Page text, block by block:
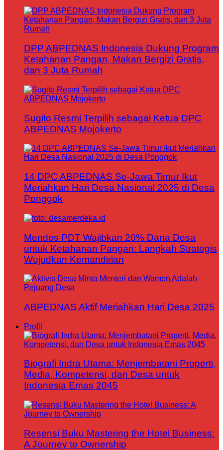
DPP ABPEDNAS Indonesia Dukung Program
Ketahanan Pangan, Makan Bergizi Gratis,
dan 3 Juta Rumah
Sugito Resmi Terpilih sebagai Ketua DPC
ABPEDNAS Mojokerto
14 DPC ABPEDNAS Se-Jawa Timur Ikut
Meriahkan Hari Desa Nasional 2025 di Desa
Ponggok
Mendes PDT Wajibkan 20% Dana Desa
untuk Ketahanan Pangan: Langkah Strategis
Wujudkan Kemandirian
ABPEDNAS Aktif Meriahkan Hari Desa 2025
Profil
Biografi Indra Utama: Menjembatani Properti,
Media, Kompetensi, dan Desa untuk
Indonesia Emas 2045
Resensi Buku Mastering the Hotel Business:
A Journey to Ownership